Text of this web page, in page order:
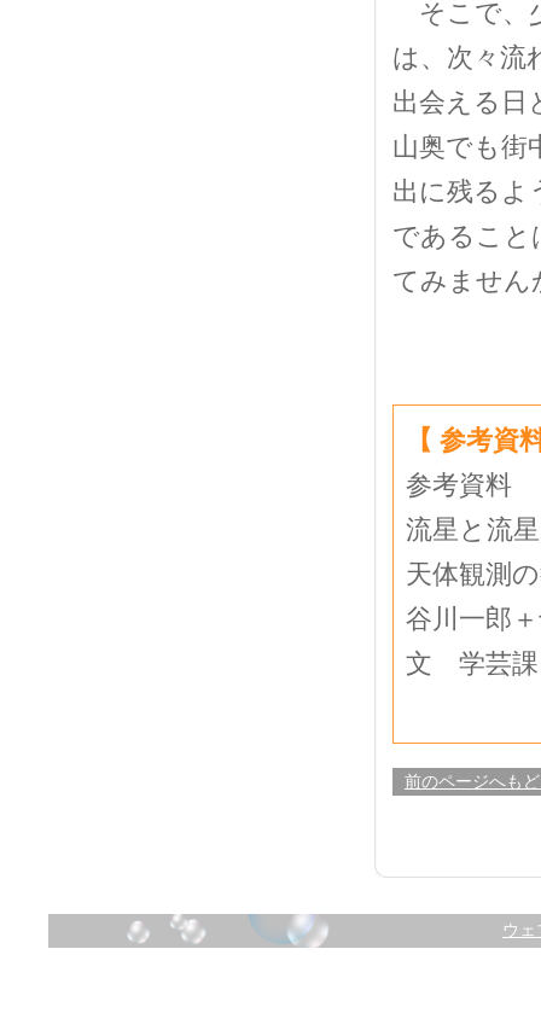
そこで、
は、次々流
出会える日
山奥でも街
出に残るよ
であること
てみません
【 参考資
参考資料
流星と流
天体観測
谷川一郎
文 学芸
前のページへも
ウ